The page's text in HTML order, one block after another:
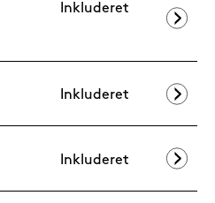
Inkluderet
Inkluderet
Inkluderet